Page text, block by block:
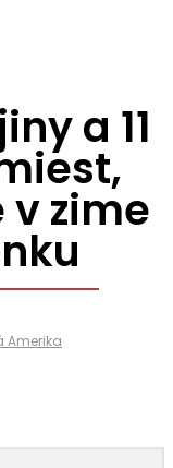
a 11
v zime
Amerika